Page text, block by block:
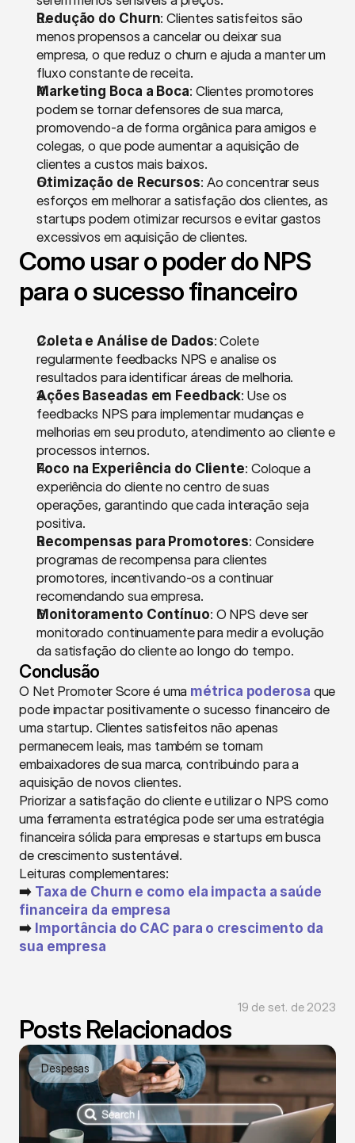
Redução do Churn: Clientes satisfeitos são
menos propensos a cancelar ou deixar sua
empresa, o que reduz o churn e ajuda a manter um
fluxo constante de receita.
Marketing Boca a Boca: Clientes promotores
podem se tornar defensores de sua marca,
promovendo-a de forma orgânica para amigos e
colegas, o que pode aumentar a aquisição de
clientes a custos mais baixos.
Otimização de Recursos: Ao concentrar seus
esforços em melhorar a satisfação dos clientes, as
startups podem otimizar recursos e evitar gastos
excessivos em aquisição de clientes.
Como usar o poder do NPS
para o sucesso financeiro
Coleta e Análise de Dados: Colete
regularmente feedbacks NPS e analise os
resultados para identificar áreas de melhoria.
Ações Baseadas em Feedback: Use os
feedbacks NPS para implementar mudanças e
melhorias em seu produto, atendimento ao cliente e
processos internos.
Foco na Experiência do Cliente: Coloque a
experiência do cliente no centro de suas
operações, garantindo que cada interação seja
positiva.
Recompensas para Promotores: Considere
programas de recompensa para clientes
promotores, incentivando-os a continuar
recomendando sua empresa.
Monitoramento Contínuo: O NPS deve ser
monitorado continuamente para medir a evolução
da satisfação do cliente ao longo do tempo.
Conclusão
O Net Promoter Score é uma métrica poderosa que
pode impactar positivamente o sucesso financeiro de
uma startup. Clientes satisfeitos não apenas
permanecem leais, mas também se tornam
embaixadores de sua marca, contribuindo para a
aquisição de novos clientes.
Priorizar a satisfação do cliente e utilizar o NPS como
uma ferramenta estratégica pode ser uma estratégia
financeira sólida para empresas e startups em busca
de crescimento sustentável.
Leituras complementares:
➡️ Taxa de Churn e como ela impacta a saúde
financeira da empresa
➡️ Importância do CAC para o crescimento da
sua empresa
19 de set. de 2023
Posts Relacionados
Despesas